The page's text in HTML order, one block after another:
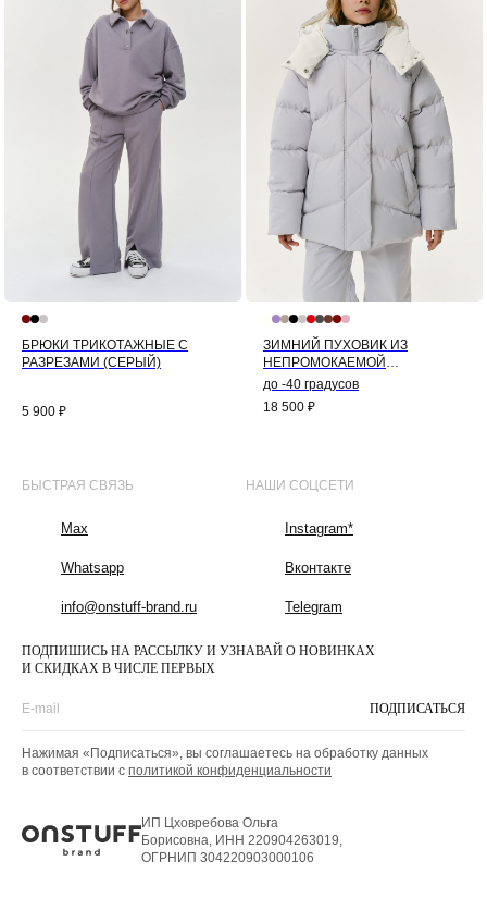
БРЮКИ ТРИКОТАЖНЫЕ С
РАЗРЕЗАМИ (СЕРЫЙ)
5 900 ₽
ЗИМНИЙ ПУХОВИК ИЗ
НЕПРОМОКАЕМОЙ
МЕМБРАНЫ КОЛОР-БЛОК
до -40 градусов
18 500 ₽
ПОДПИШИСЬ НА РАССЫЛКУ И УЗНАВАЙ О НОВИНКАХ
И СКИДКАХ В ЧИСЛЕ ПЕРВЫХ
ПОДПИСАТЬСЯ
Нажимая «Подписаться», вы соглашаетесь на обработку данных
в соответствии с политикой конфиденциальности
БЫСТРАЯ СВЯЗЬ
Max
Whatsapp
info@onstuff-brand.ru
НАШИ СОЦСЕТИ
Instagram*
Вконтакте
Telegram
ИП Цховребова Ольга
Борисовна, ИНН 220904263019,
ОГРНИП 304220903000106